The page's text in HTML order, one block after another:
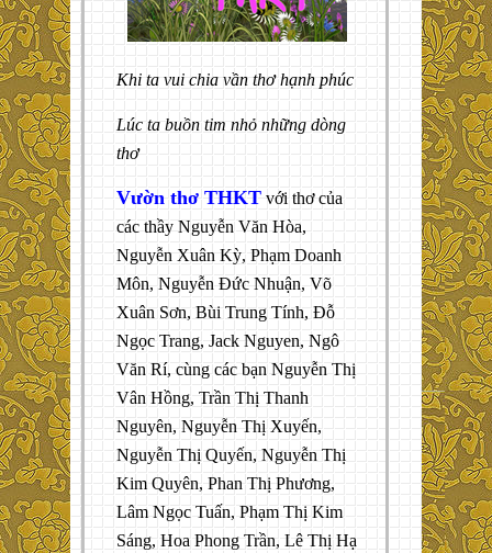
Khi ta vui chia vần thơ hạnh phúc
Lúc ta buồn tim nhỏ những dòng
thơ
Vườn thơ THKT với thơ của
các thầy Nguyễn Văn Hòa,
Nguyễn Xuân Kỳ, Phạm Doanh
Môn, Nguyễn Đức Nhuận, Võ
Xuân Sơn, Bùi Trung Tính, Đỗ
Ngọc Trang, Jack Nguyen, Ngô
Văn Rí, cùng các bạn Nguyễn Thị
Vân Hồng, Trần Thị Thanh
Nguyên, Nguyễn Thị Xuyến,
Nguyễn Thị Quyến, Nguyễn Thị
Kim Quyên, Phan Thị Phương,
Lâm Ngọc Tuấn, Phạm Thị Kim
Sáng, Hoa Phong Trần, Lê Thị Hạ